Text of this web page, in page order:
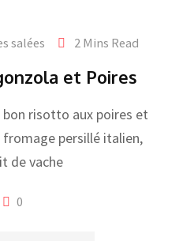
salées 2 Mins Read
et Poires
bon risotto aux poires et
fromage persillé italien,
de vache
0